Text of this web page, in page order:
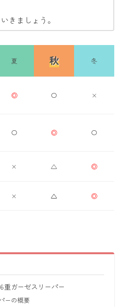
きましょう。
夏 秋 冬
◎ 〇 ×
〇 ◎ 〇
× △ ◎
× △ ◎
重ガーゼスリーパー
ーの概要